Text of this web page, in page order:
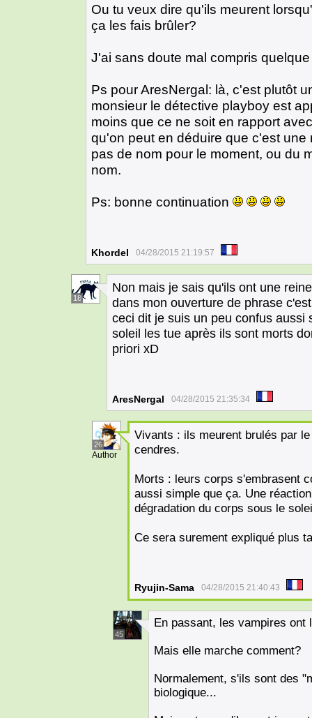
Ou tu veux dire qu'ils meurent
ça les fais brûler?
J'ai sans doute mal compris
Ps pour AresNergal: là, c'est plutôt
monsieur le détective playboy est
moins que ce ne soit en rapport
qu'on peut en déduire que c'est
pas de nom pour le moment, ou du
nom.
Ps: bonne continuation
Khordel 04/28/2015 21:19:57
18
Non mais je sais qu'ils ont une
dans mon ouverture de phrase
ceci dit je suis un peu confus
soleil les tue après ils sont morts
priori xD
AresNergal 04/28/2015 21:35:34
26
Author
Vivants : ils meurent brulés par
cendres.
Morts : leurs corps s'embrasent
aussi simple que ça. Une
dégradation du corps sous le
Ce sera surement expliqué plus
Ryujin-Sama 04/28/2015 21:40:43
45
En passant, les vampires ont
Mais elle marche comment?
Normalement, s'ils sont des
biologique...